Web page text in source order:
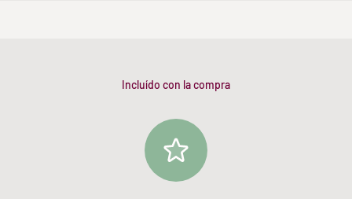
Incluído con la compra